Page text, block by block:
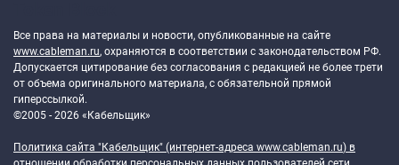
Все права на материалы и новости, опубликованные на сайте
www.cableman.ru, охраняются в соответствии с законодательством РФ.
Допускается цитирование без согласования с редакцией не более трети
от объема оригинального материала, с обязательной прямой
гиперссылкой.
©2005 - 2026 «Кабельщик»
Политика сайта "Кабельщик" (интернет-адреса www.cableman.ru) в